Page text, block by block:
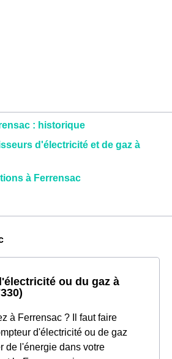
: historique
d'électricité et de gaz à
à Ferrensac
ou du gaz à
à Ferrensac ? Il faut faire
d'électricité ou de gaz
de l'énergie dans votre